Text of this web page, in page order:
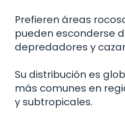
Prefieren áreas
pueden esconderse
depredadores y
Su distribución es
más comunes en
y subtropicales.